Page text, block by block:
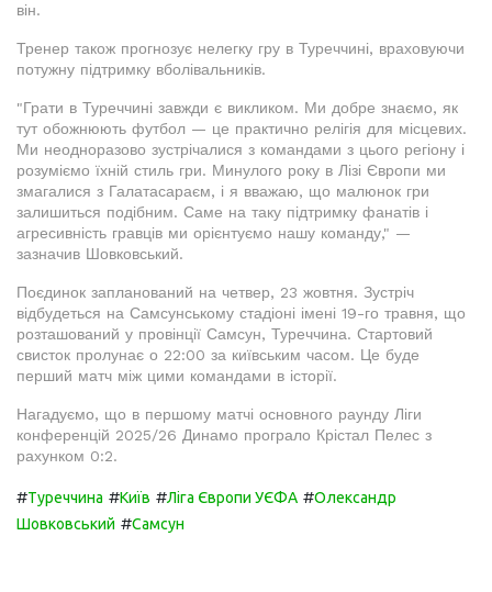
він.
Тренер також прогнозує нелегку гру в Туреччині, враховуючи
потужну підтримку вболівальників.
"Грати в Туреччині завжди є викликом. Ми добре знаємо, як
тут обожнюють футбол — це практично релігія для місцевих.
Ми неодноразово зустрічалися з командами з цього регіону і
розуміємо їхній стиль гри. Минулого року в Лізі Європи ми
змагалися з Галатасараєм, і я вважаю, що малюнок гри
залишиться подібним. Саме на таку підтримку фанатів і
агресивність гравців ми орієнтуємо нашу команду," —
зазначив Шовковський.
Поєдинок запланований на четвер, 23 жовтня. Зустріч
відбудеться на Самсунському стадіоні імені 19-го травня, що
розташований у провінції Самсун, Туреччина. Стартовий
свисток пролунає о 22:00 за київським часом. Це буде
перший матч між цими командами в історії.
Нагадуємо, що в першому матчі основного раунду Ліги
конференцій 2025/26 Динамо програло Крістал Пелес з
рахунком 0:2.
#Туреччина #Київ #Ліга Європи УЄФА #Олександр
Шовковський #Самсун